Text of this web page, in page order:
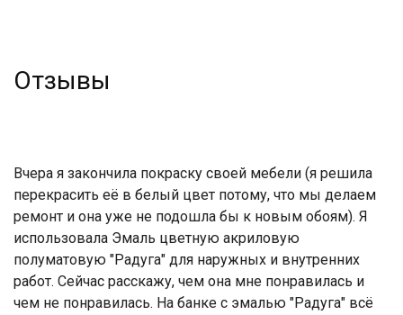
Отзывы
Вчера я закончила покраску своей мебели (я решила
перекрасить её в белый цвет потому, что мы делаем
ремонт и она уже не подошла бы к новым обоям). Я
использовала Эмаль цветную акриловую
полуматовую "Радуга" для наружных и внутренних
работ. Сейчас расскажу, чем она мне понравилась и
чем не понравилась. На банке с эмалью "Радуга" всё